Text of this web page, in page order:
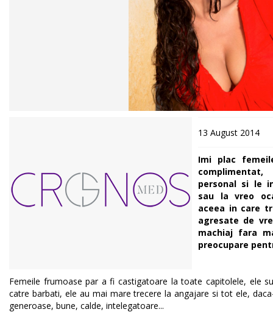
13 August 2014
Imi plac
personal si le
sau la vreo
aceea in care
agresate de
machiaj fara
preocupare
Femeile frumoase par a fi castigatoare la toate capitolele, ele
catre barbati, ele au mai mare trecere la angajare si tot ele,
generoase, bune, calde, intelegatoare...